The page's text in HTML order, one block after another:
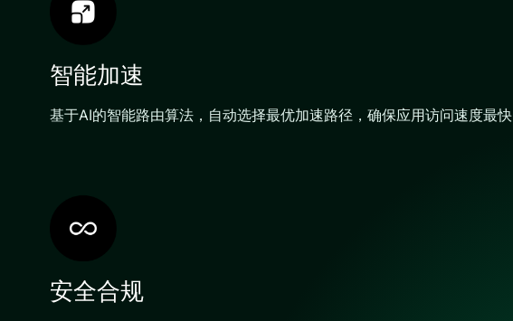
智能加速
基于AI的智能路由算法，自动选择最优加速路径，确保应用访问速度最快
安全合规